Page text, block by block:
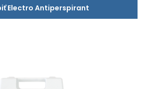
Electro Antiperspirant